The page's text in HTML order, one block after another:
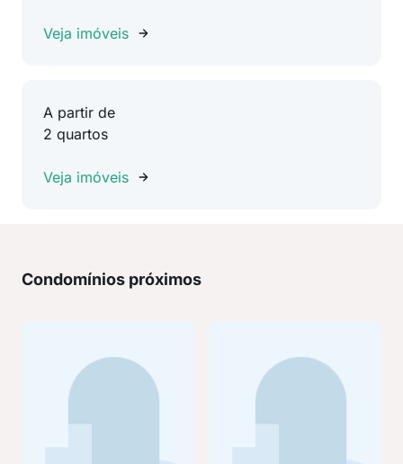
Veja imóveis
A partir de
2 quartos
Veja imóveis
Condomínios próximos